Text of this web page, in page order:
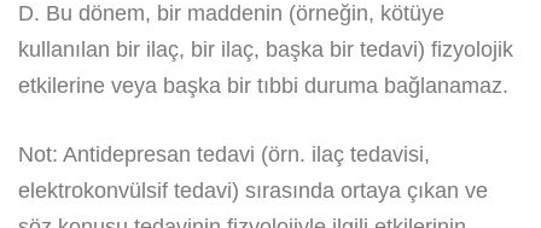
D. Bu dönem, bir maddenin (örneğin, kötüye
kullanılan bir ilaç, bir ilaç, başka bir tedavi) fizyolojik
etkilerine veya başka bir tıbbi duruma bağlanamaz.
Not: Antidepresan tedavi (örn. ilaç tedavisi,
elektrokonvülsif tedavi) sırasında ortaya çıkan ve